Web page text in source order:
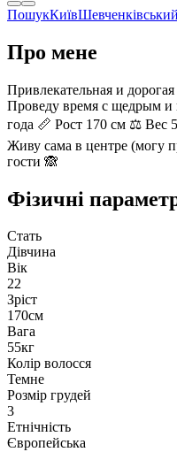
ПошукКиївШевченківський
Про мене
Привлекательная и
Проведу время с щедрым
года 📏 Рост 170 см ⚖️ Вес
Живу сама в центре (могу
гости 🙈
Фізичні
Стать
Дівчина
Вік
22
Зріст
170см
Вага
55кг
Колір волосся
Темне
Розмір грудей
3
Етнічність
Європейська